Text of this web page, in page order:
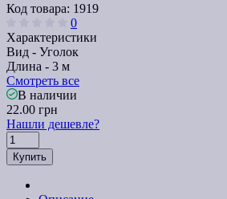
Код товара: 1919
0
Характеристики
Вид - Уголок
Длина - 3 м
Смотреть все
В наличии
22.00 грн
Нашли дешевле?
Купить